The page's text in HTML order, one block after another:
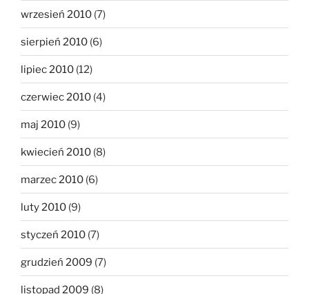
wrzesień 2010 (7)
sierpień 2010 (6)
lipiec 2010 (12)
czerwiec 2010 (4)
maj 2010 (9)
kwiecień 2010 (8)
marzec 2010 (6)
luty 2010 (9)
styczeń 2010 (7)
grudzień 2009 (7)
listopad 2009 (8)